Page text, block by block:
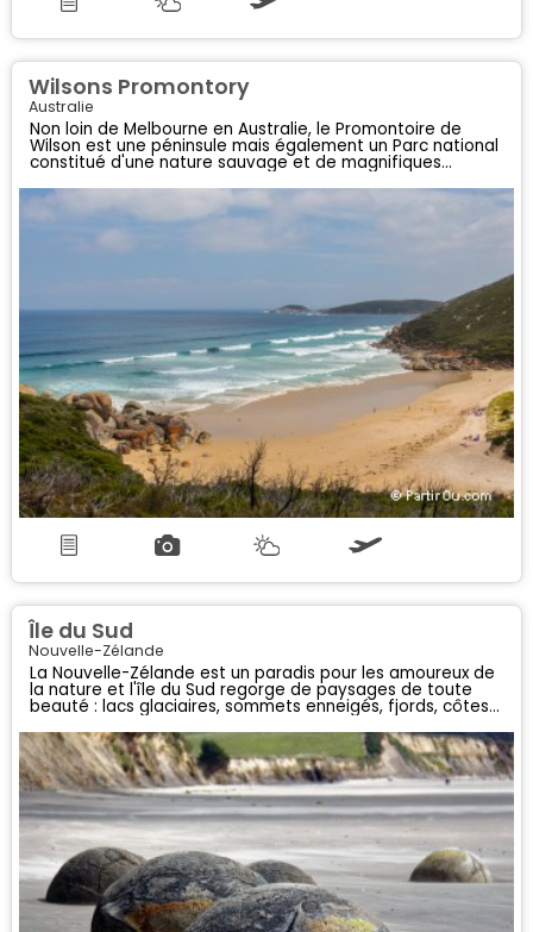
Wilsons Promontory
Australie
Non loin de Melbourne en Australie, le Promontoire de
Wilson est une péninsule mais également un Parc national
constitué d'une nature sauvage et de magnifiques
Île du Sud
Nouvelle-Zélande
La Nouvelle-Zélande est un paradis pour les amoureux de
la nature et l'île du Sud regorge de paysages de toute
beauté : lacs glaciaires, sommets enneigés, fjords, côtes
qui y ont élu domicile.